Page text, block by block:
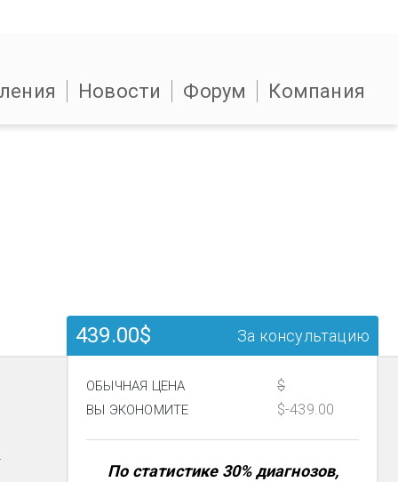
Новости Форум Компания
439.00$ За консультацию
ОБЫЧНАЯ ЦЕНА $
ВЫ ЭКОНОМИТЕ $-439.00
По статистике 30% диагнозов,